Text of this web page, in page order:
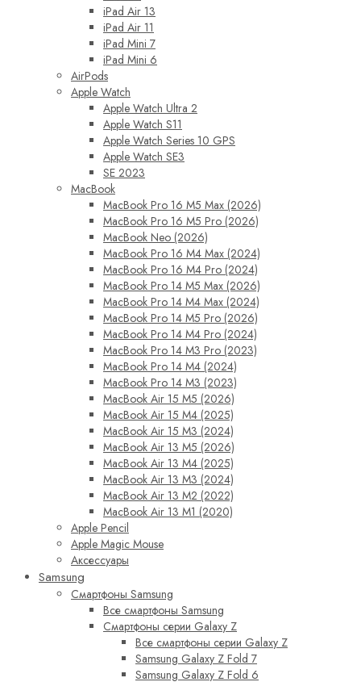
iPad Air 13
iPad Air 11
iPad Mini 7
iPad Mini 6
AirPods
Apple Watch
Apple Watch Ultra 2
Apple Watch S11
Apple Watch Series 10 GPS
Apple Watch SE3
SE 2023
MacBook
MacBook Pro 16 M5 Max (2026)
MacBook Pro 16 M5 Pro (2026)
MacBook Neo (2026)
MacBook Pro 16 M4 Max (2024)
MacBook Pro 16 M4 Pro (2024)
MacBook Pro 14 M5 Max (2026)
MacBook Pro 14 M4 Max (2024)
MacBook Pro 14 M5 Pro (2026)
MacBook Pro 14 M4 Pro (2024)
MacBook Pro 14 M3 Pro (2023)
MacBook Pro 14 M4 (2024)
MacBook Pro 14 M3 (2023)
MacBook Air 15 M5 (2026)
MacBook Air 15 M4 (2025)
MacBook Air 15 M3 (2024)
MacBook Air 13 M5 (2026)
MacBook Air 13 M4 (2025)
MacBook Air 13 M3 (2024)
MacBook Air 13 M2 (2022)
MacBook Air 13 M1 (2020)
Apple Pencil
Apple Magic Mouse
Аксессуары
Samsung
Смартфоны Samsung
Все смартфоны Samsung
Смартфоны серии Galaxy Z
Все смартфоны серии Galaxy Z
Samsung Galaxy Z Fold 7
Samsung Galaxy Z Fold 6